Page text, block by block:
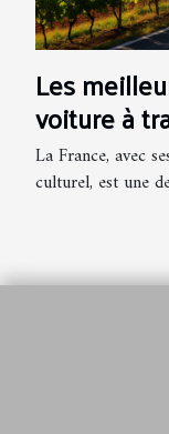
Les
voiture à
La France, avec
culturel, est une